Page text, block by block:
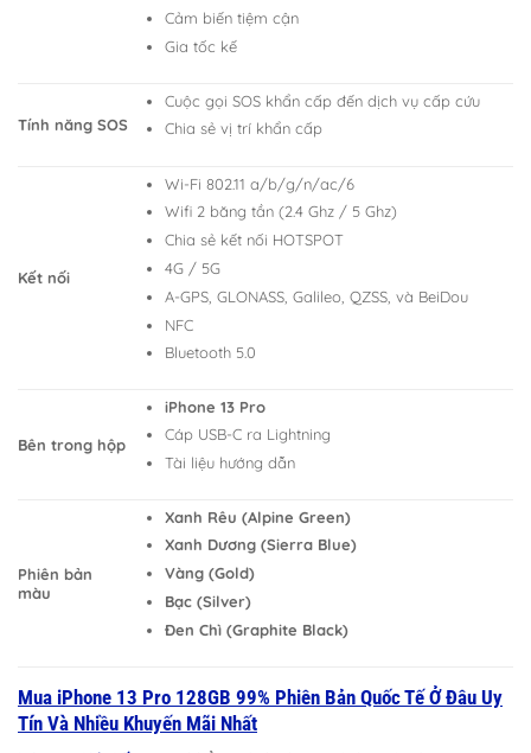
Cảm biến tiệm cận
Gia tốc kế
Tính năng SOS
Cuộc gọi SOS khẩn cấp đến dịch vụ cấp cứu
Chia sẻ vị trí khẩn cấp
Kết nối
Wi-Fi 802.11 a/b/g/n/ac/6
Wifi 2 băng tần (2.4 Ghz / 5 Ghz)
Chia sẻ kết nối HOTSPOT
4G / 5G
A-GPS, GLONASS, Galileo, QZSS, và BeiDou
NFC
Bluetooth 5.0
Bên trong hộp
iPhone 13 Pro
Cáp USB-C ra Lightning
Tài liệu hướng dẫn
Phiên bản
màu
Xanh Rêu (Alpine Green)
Xanh Dương (Sierra Blue)
Vàng (Gold)
Bạc (Silver)
Đen Chì (Graphite Black)
Mua iPhone 13 Pro 128GB 99% Phiên Bản Quốc Tế Ở Đâu Uy
Tín Và Nhiều Khuyến Mãi Nhất